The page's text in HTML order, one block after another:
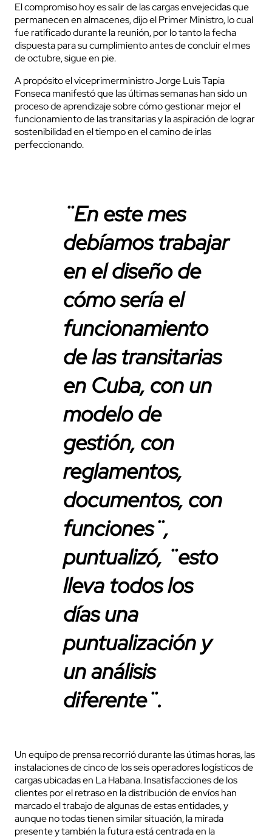
El compromiso hoy es salir de las cargas envejecidas que
permanecen en almacenes, dijo el Primer Ministro, lo cual
fue ratificado durante la reunión, por lo tanto la fecha
dispuesta para su cumplimiento antes de concluir el mes
de octubre, sigue en pie.
A propósito el viceprimerministro Jorge Luis Tapia
Fonseca manifestó que las últimas semanas han sido un
proceso de aprendizaje sobre cómo gestionar mejor el
funcionamiento de las transitarias y la aspiración de lograr
sostenibilidad en el tiempo en el camino de irlas
perfeccionando.
¨En este mes
debíamos trabajar
en el diseño de
cómo sería el
funcionamiento
de las transitarias
en Cuba, con un
modelo de
gestión, con
reglamentos,
documentos, con
funciones¨,
puntualizó, ¨esto
lleva todos los
días una
puntualización y
un análisis
diferente¨.
Un equipo de prensa recorrió durante las útimas horas, las
instalaciones de cinco de los seis operadores logísticos de
cargas ubicadas en La Habana. Insatisfacciones de los
clientes por el retraso en la distribución de envíos han
marcado el trabajo de algunas de estas entidades, y
aunque no todas tienen similar situación, la mirada
presente y también la futura está centrada en la